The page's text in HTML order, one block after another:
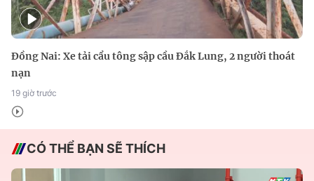
Đồng Nai: Xe tải cẩu tông sập cầu Đắk Lung, 2 người thoát
nạn
19 giờ trước
CÓ THỂ BẠN SẼ THÍCH